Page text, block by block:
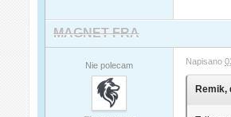
MAGNET FRA
Nie polecam Napisano
Remik,